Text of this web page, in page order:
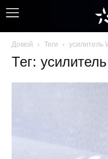
Домой Теги усилитель
Тег: